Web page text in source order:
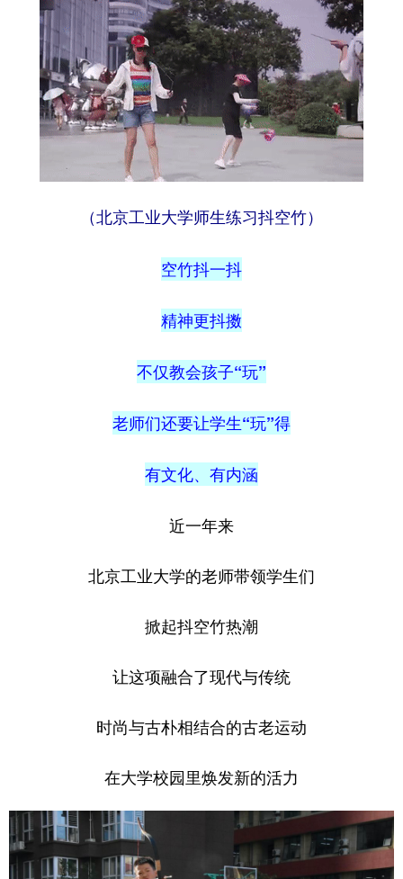
（北京工业大学师生练习抖空竹）
空竹抖一抖
精神更抖擞
不仅教会孩子“玩”
老师们还要让学生“玩”得
有文化、有内涵
近一年来
北京工业大学的老师带领学生们
掀起抖空竹热潮
让这项融合了现代与传统
时尚与古朴相结合的古老运动
在大学校园里焕发新的活力